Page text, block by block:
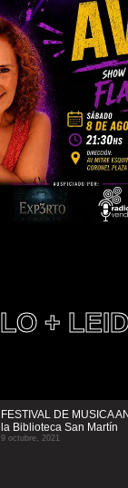
LO +
FESTIVAL DE MUSICA
la Biblioteca San Martín
9 octubre, 2021